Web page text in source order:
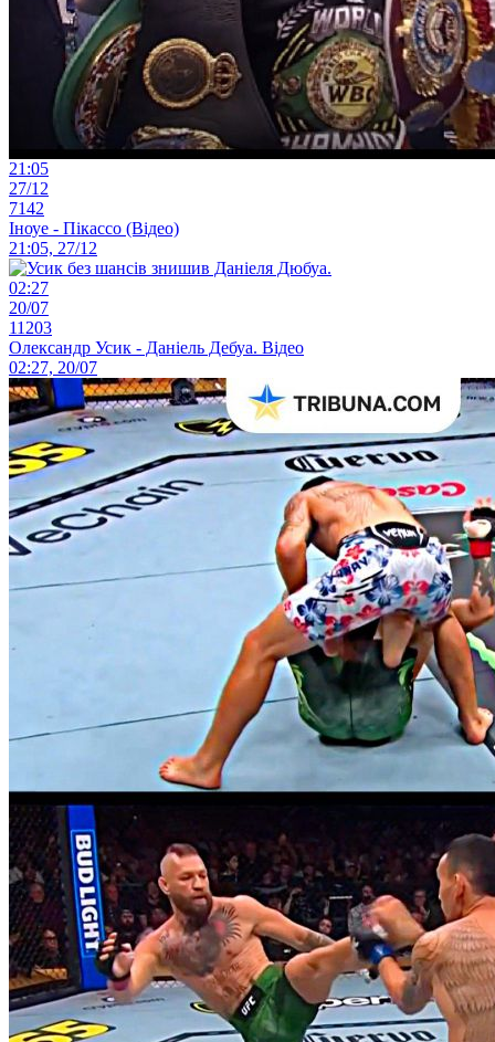
21:05
27/12
7142
Іноуе - Пікассо (Відео)
21:05, 27/12
02:27
20/07
11203
Олександр Усик - Даніель Дебуа. Відео
02:27, 20/07